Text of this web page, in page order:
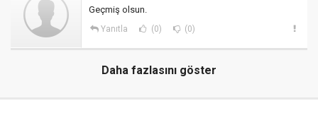
Geçmiş olsun.
Yanıtla (0) (0)
Daha fazlasını göster